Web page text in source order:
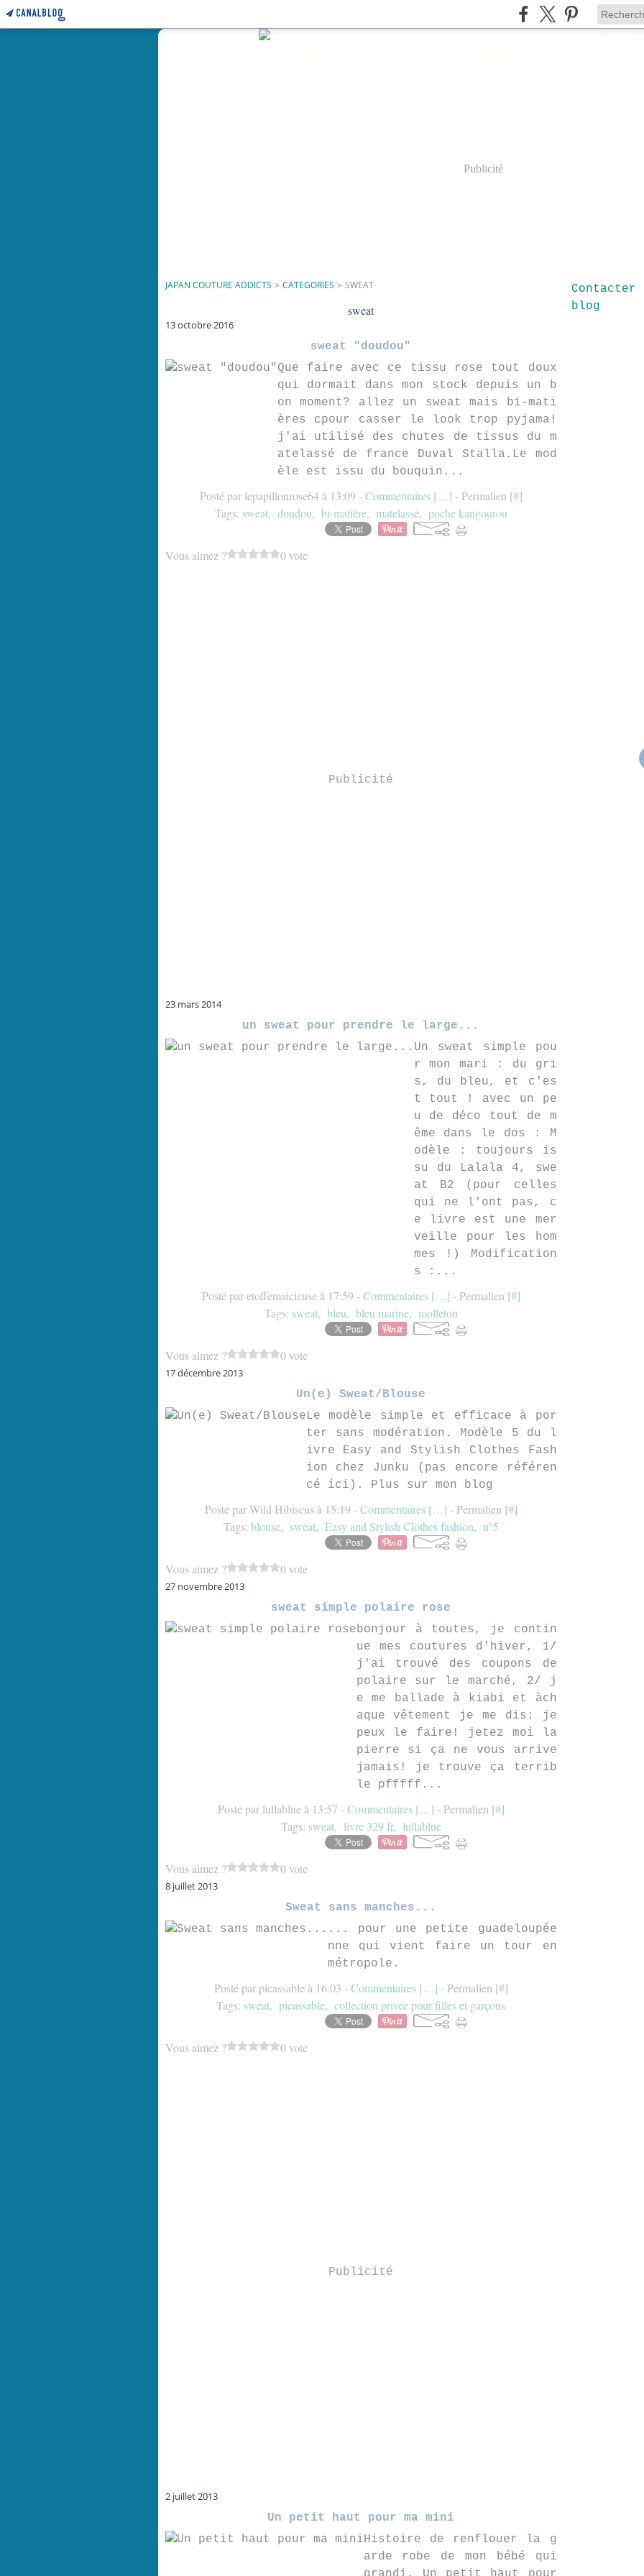
Publicité
JAPAN COUTURE ADDICTS > CATEGORIES > SWEAT
sweat
13 octobre 2016
sweat "doudou"
Que faire avec ce tissu rose tout doux
qui dormait dans mon stock depuis un b
on moment? allez un sweat mais bi-mati
ères cpour casser le look trop pyjama!
j'ai utilisé des chutes de tissus du m
atelassé de france Duval Stalla.Le mod
èle est issu du bouquin...
Posté par lepapillonrose64 à 13:09 -Commentaires […] - Permalien [#]
Tags: sweat, doudou, bi-matière, matelassé, poche kangourou
Vous aimez ? 0 vote
Publicité
23 mars 2014
un sweat pour prendre le large...
Un sweat simple pou
r mon mari : du gri
s, du bleu, et c'es
t tout ! avec un pe
u de déco tout de m
ême dans le dos : M
odèle : toujours is
su du Lalala 4, swe
at B2 (pour celles
qui ne l'ont pas, c
e livre est une mer
veille pour les hom
mes !) Modification
s :...
Posté par etoffemaicieuse à 17:59 -Commentaires […] - Permalien [#]
Tags: sweat, bleu, bleu marine, molleton
Vous aimez ? 0 vote
17 décembre 2013
Un(e) Sweat/Blouse
Le modèle simple et efficace à por
ter sans modération. Modèle 5 du l
ivre Easy and Stylish Clothes Fash
ion chez Junku (pas encore référen
cé ici). Plus sur mon blog
Posté par Wild Hibiscus à 15:19 -Commentaires […] - Permalien [#]
Tags: blouse, sweat, Easy and Stylish Clothes fashion, n°5
Vous aimez ? 0 vote
27 novembre 2013
sweat simple polaire rose
bonjour à toutes, je contin
ue mes coutures d'hiver, 1/
j'ai trouvé des coupons de
polaire sur le marché, 2/ j
e me ballade à kiabi et àch
aque vêtement je me dis: je
peux le faire! jetez moi la
pierre si ça ne vous arrive
jamais! je trouve ça terrib
le pfffff...
Posté par lullablue à 13:57 -Commentaires […] - Permalien [#]
Tags: sweat, livre 329 fr, lullablue
Vous aimez ? 0 vote
8 juillet 2013
Sweat sans manches...
... pour une petite guadeloupée
nne qui vient faire un tour en
métropole.
Posté par picassable à 16:03 -Commentaires […] - Permalien [#]
Tags: sweat, picassable, collection privée pour filles et garçons
Vous aimez ? 0 vote
Publicité
2 juillet 2013
Un petit haut pour ma mini
Histoire de renflouer la g
arde robe de mon bébé qui
blog